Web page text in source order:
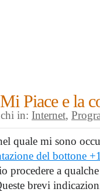
Piace e la
in: Internet,
quale mi sono
del bottone
procedere a
brevi